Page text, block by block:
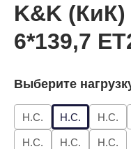
K&K (КиК)
6*139,7
Выберите
Н.С. Н.С. Н.С.
Н.С. Н.С. Н.С.